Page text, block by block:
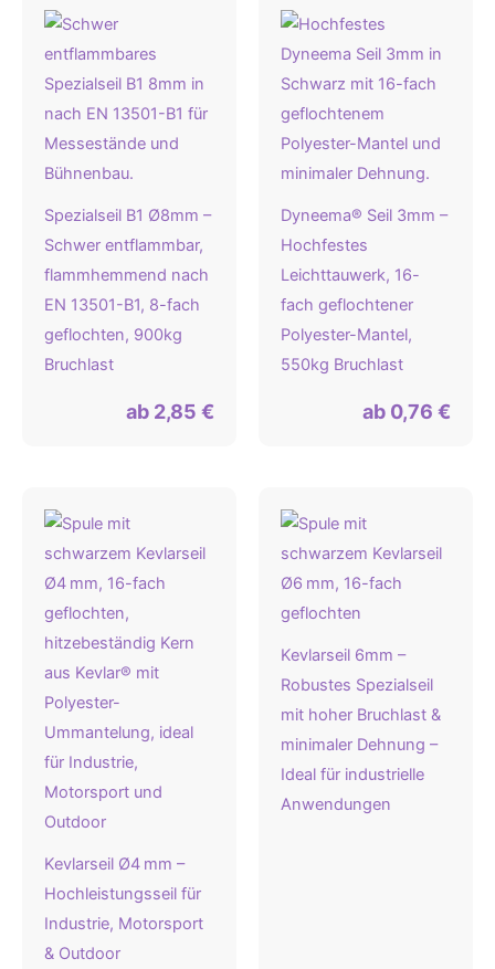
Spezialseil B1 Ø8mm –
Schwer entflammbar,
flammhemmend nach
EN 13501-B1, 8-fach
geflochten, 900kg
Bruchlast
ab 2,85 €
Dyneema® Seil 3mm –
Hochfestes
Leichttauwerk, 16-
fach geflochtener
Polyester-Mantel,
550kg Bruchlast
ab 0,76 €
Kevlarseil Ø4 mm –
Hochleistungsseil für
Industrie, Motorsport
& Outdoor
Kevlarseil 6mm –
Robustes Spezialseil
mit hoher Bruchlast &
minimaler Dehnung –
Ideal für industrielle
Anwendungen